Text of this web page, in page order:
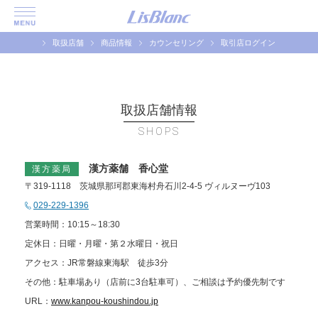
取扱店舗 商品情報 カウンセリング 取引店ログイン
取扱店舗情報
SHOPS
漢方薬局 漢方薬舗 香心堂
〒319-1118 茨城県那珂郡東海村舟石川2-4-5 ヴィルヌーヴ103
029-229-1396
営業時間：10:15～18:30
定休日：日曜・月曜・第２水曜日・祝日
アクセス：JR常磐線東海駅 徒歩3分
その他：駐車場あり（店前に3台駐車可）、ご相談は予約優先制です
URL： www.kanpou-koushindou.jp